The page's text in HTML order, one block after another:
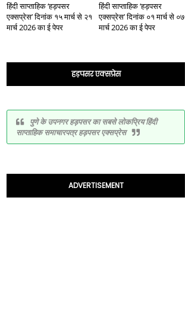
हिंदी साप्ताहिक ‘हड़पसर
एक्सप्रेस’ दिनांक १५ मार्च से २१
मार्च 2026 का ई पेपर
हिंदी साप्ताहिक ‘हड़पसर
एक्सप्रेस’ दिनांक ०१ मार्च से ०७
मार्च 2026 का ई पेपर
हड़पसर एक्सप्रेस
पुणे के उपनगर हड़पसर का सबसे लोकप्रिय हिंदी
साप्ताहिक समाचारपत्र हड़पसर एक्सप्रेस
ADVERTISEMENT